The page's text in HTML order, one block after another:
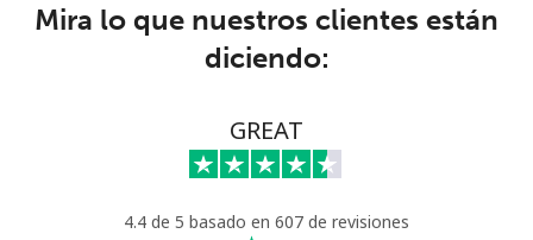
Mira lo que nuestros clientes están
diciendo:
GREAT
4.4 de 5 basado en 607 de revisiones